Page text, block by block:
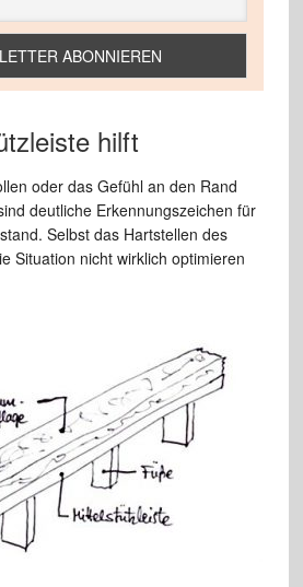
hilft
oder das Gefühl an den Rand
deutliche Erkennungszeichen für
Selbst das Hartstellen des
Situation nicht wirklich optimieren